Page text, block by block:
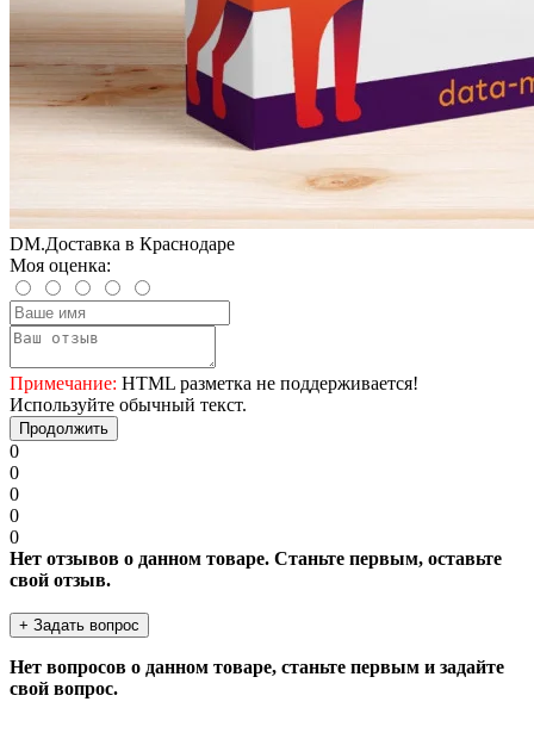
DM.Доставка в Краснодаре
Моя оценка:
Примечание: HTML разметка не поддерживается!
Используйте обычный текст.
Продолжить
0
0
0
0
0
Нет отзывов о данном товаре. Станьте первым, оставьте
свой отзыв.
+ Задать вопрос
Нет вопросов о данном товаре, станьте первым и задайте
свой вопрос.